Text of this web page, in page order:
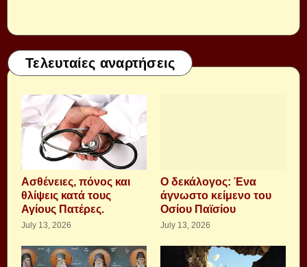
Τελευταίες αναρτήσεις
Aσθένειες, πόνος και
θλίψεις κατά τους
Αγίους Πατέρες.
July 13, 2026
Ο δεκάλογος: Ένα
άγνωστο κείμενο του
Οσίου Παϊσίου
July 13, 2026